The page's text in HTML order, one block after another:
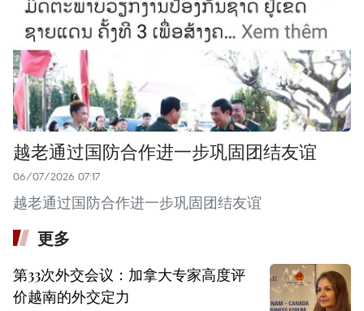
越老通过国防合作进一步巩固团结友谊
06/07/2026 07:17
越老通过国防合作进一步巩固团结友谊
更多
第33次外交会议：加拿大专家高度评
价越南的外交定力